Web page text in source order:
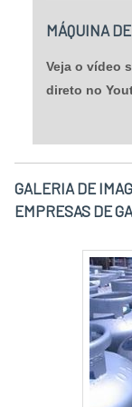
levando
positivos
MÁQUINA
Veja o vídeo
direto no
GALERIA DE
EMPRESAS DE